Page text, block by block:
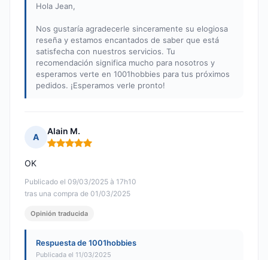
Hola Jean,
Nos gustaría agradecerle sinceramente su elogiosa
reseña y estamos encantados de saber que está
satisfecha con nuestros servicios. Tu
recomendación significa mucho para nosotros y
esperamos verte en 1001hobbies para tus próximos
pedidos. ¡Esperamos verle pronto!
A
Alain M.
Nota: 5 de 5
Publicado el 09/03/2025 à 17h10
tras una compra de 01/03/2025
OK
Opinión traducida
Respuesta de 1001hobbies
Publicada el 11/03/2025